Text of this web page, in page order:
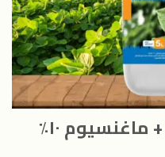
المنتجات
المفضلة